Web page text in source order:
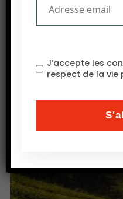
J’accepte les
respect de la vie